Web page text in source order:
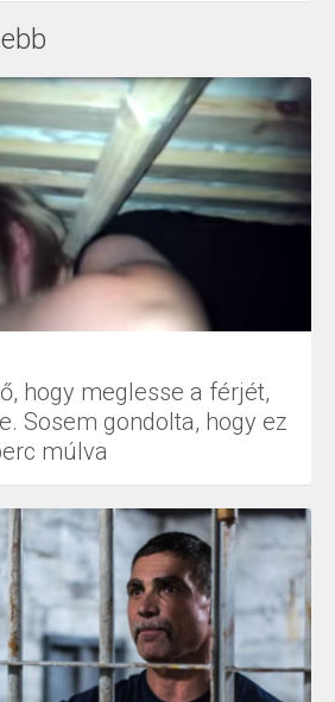
hogy meglesse a férjét,
Sosem gondolta, hogy ez
múlva